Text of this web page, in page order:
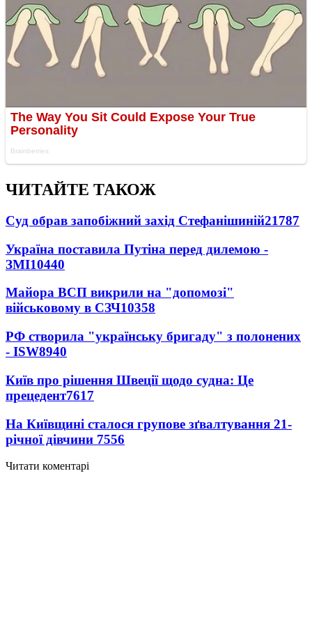
ЧИТАЙТЕ ТАКОЖ
Суд обрав запобіжний захід Стефанішиній21787
Україна поставила Путіна перед дилемою -
ЗМІ10440
Майора ВСП викрили на "допомозі"
військовому в СЗЧ10358
РФ створила "українську бригаду" з полонених
- ISW8940
Київ про рішення Швеції щодо судна: Це
прецедент7617
На Київщині сталося групове зґвалтування 21-
річної дівчини 7556
Читати коментарі